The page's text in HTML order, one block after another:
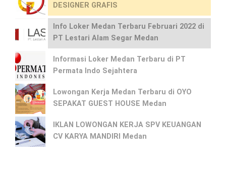
DESIGNER GRAFIS
Info Loker Medan Terbaru Februari 2022 di
PT Lestari Alam Segar Medan
Informasi Loker Medan Terbaru di PT
Permata Indo Sejahtera
Lowongan Kerja Medan Terbaru di OYO
SEPAKAT GUEST HOUSE Medan
IKLAN LOWONGAN KERJA SPV KEUANGAN
CV KARYA MANDIRI Medan